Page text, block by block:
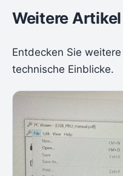
Weitere
Entdecken Sie
technische Einblicke.